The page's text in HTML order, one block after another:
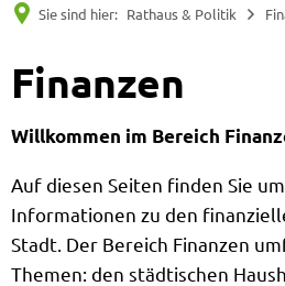
Sie sind hier: Rathaus & Politik
Finanzen
Willkommen im Bereich
Auf diesen Seiten finden Sie
Informationen zu den
Stadt. Der Bereich Finanzen
Themen: den städtischen